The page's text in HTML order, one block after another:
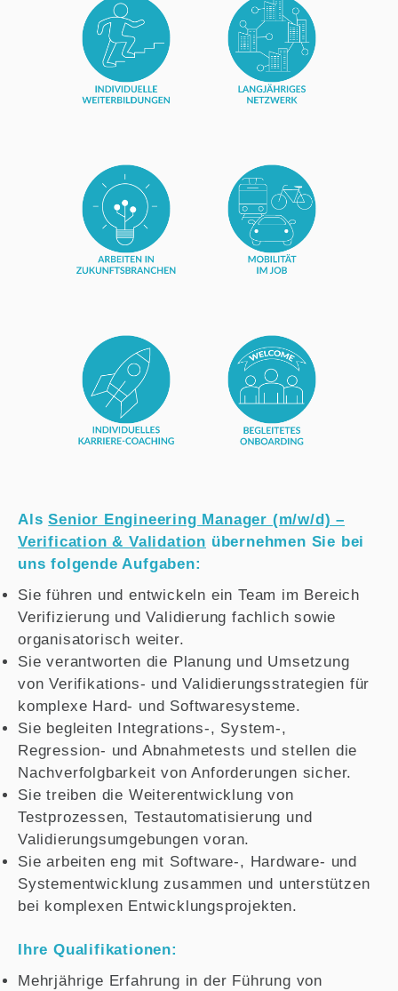
AlsSenior Engineering Manager (m/w/d) –
Verification & Validation übernehmen Sie bei
uns folgende Aufgaben:
Sie führen und entwickeln ein Team im Bereich
Verifizierung und Validierung fachlich sowie
organisatorisch weiter.
Sie verantworten die Planung und Umsetzung
von Verifikations- und Validierungsstrategien für
komplexe Hard- und Softwaresysteme.
Sie begleiten Integrations-, System-,
Regression- und Abnahmetests und stellen die
Nachverfolgbarkeit von Anforderungen sicher.
Sie treiben die Weiterentwicklung von
Testprozessen, Testautomatisierung und
Validierungsumgebungen voran.
Sie arbeiten eng mit Software-, Hardware- und
Systementwicklung zusammen und unterstützen
bei komplexen Entwicklungsprojekten.
Ihre Qualifikationen:
Mehrjährige Erfahrung in der Führung von